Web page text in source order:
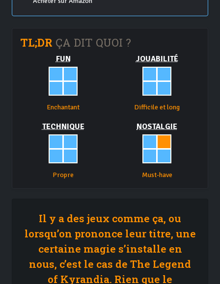
TL;DR ÇA DIT QUOI ?
FUN
Enchantant
JOUABILITÉ
Difficile et long
TECHNIQUE
Propre
NOSTALGIE
Must-have
Il y a des jeux comme ça, ou
lorsqu’on prononce leur titre, une
certaine magie s’installe en
nous, c’est le cas de The Legend
of Kyrandia. Rien que le